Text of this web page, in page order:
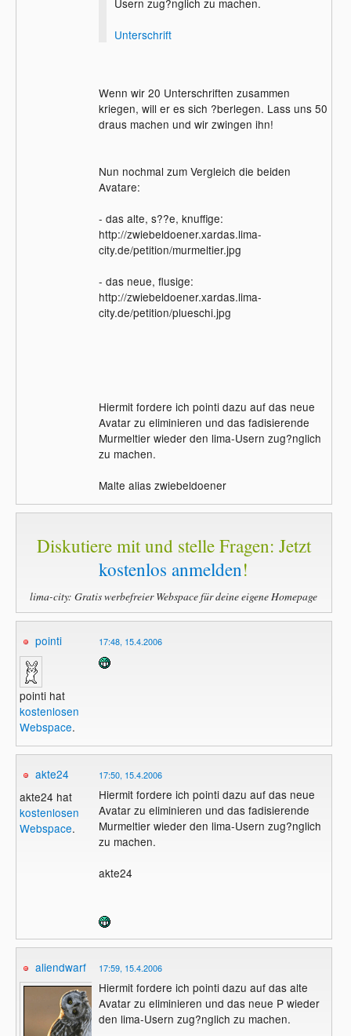
Unterschrift
Wenn wir 20 Unterschriften zusammen
kriegen, will er es sich ?berlegen. Lass uns 50
draus machen und wir zwingen ihn!
Nun nochmal zum Vergleich die beiden
Avatare:
- das alte, s??e, knuffige:
http://zwiebeldoener.xardas.lima-
city.de/petition/murmeltier.jpg
- das neue, flusige:
http://zwiebeldoener.xardas.lima-
city.de/petition/plueschi.jpg
Hiermit fordere ich pointi dazu auf das neue
Avatar zu eliminieren und das fadisierende
Murmeltier wieder den lima-Usern zug?nglich
zu machen.
Malte alias zwiebeldoener
Diskutiere mit und stelle Fragen: Jetzt
kostenlos anmelden!
lima-city: Gratis werbefreier Webspace für deine eigene Homepage
pointi
pointi hat
kostenlosen
Webspace.
17:48, 15.4.2006
akte24
akte24 hat
kostenlosen
Webspace.
17:50, 15.4.2006
Hiermit fordere ich pointi dazu auf das neue
Avatar zu eliminieren und das fadisierende
Murmeltier wieder den lima-Usern zug?nglich
zu machen.
akte24
aliendwarf 17:59, 15.4.2006
Hiermit fordere ich pointi dazu auf das alte
Avatar zu eliminieren und das neue P wieder
den lima-Usern zug?nglich zu machen.